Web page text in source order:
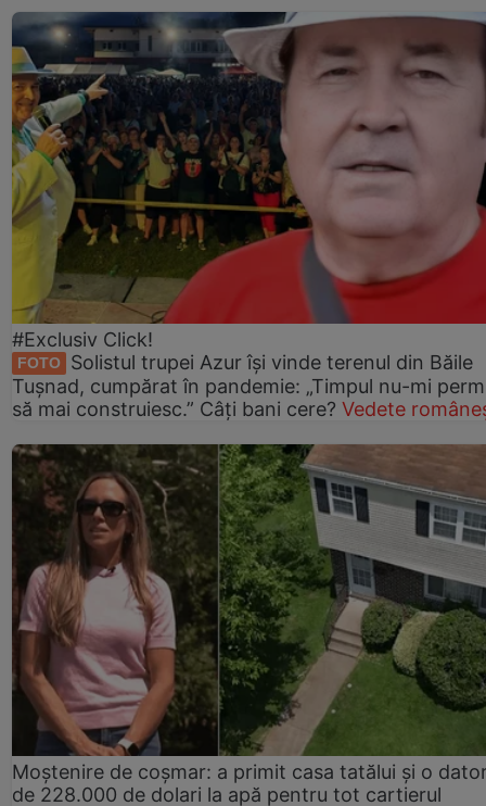
#Exclusiv Click!
FOTO
Solistul trupei Azur își vinde terenul din Băile
Tușnad, cumpărat în pandemie: „Timpul nu-mi
să mai construiesc.” Câți bani cere? Vedete
Moștenire de coșmar: a primit casa tatălui și o
de 228.000 de dolari la apă pentru tot cartierul